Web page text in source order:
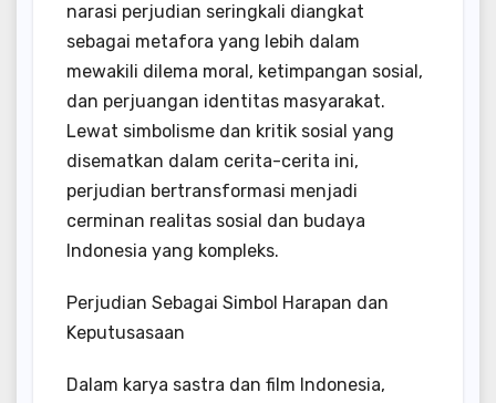
narasi perjudian seringkali diangkat
sebagai metafora yang lebih dalam
mewakili dilema moral, ketimpangan sosial,
dan perjuangan identitas masyarakat.
Lewat simbolisme dan kritik sosial yang
disematkan dalam cerita-cerita ini,
perjudian bertransformasi menjadi
cerminan realitas sosial dan budaya
Indonesia yang kompleks.
Perjudian Sebagai Simbol Harapan dan
Keputusasaan
Dalam karya sastra dan film Indonesia,